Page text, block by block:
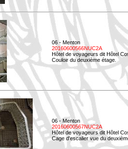
06 - Menton
20160600566NUC2A
Hôtel de voyageurs dit Hôtel
Couloir du deuxième étage.
06 - Menton
20160600567NUC2A
Hôtel de voyageurs dit Hôtel
Cage d'escalier vue du